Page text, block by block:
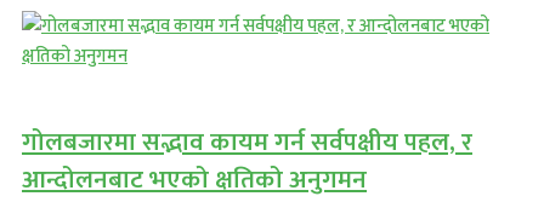
गोलबजारमा सद्भाव कायम गर्न सर्वपक्षीय पहल, र
आन्दोलनबाट भएको क्षतिको अनुगमन